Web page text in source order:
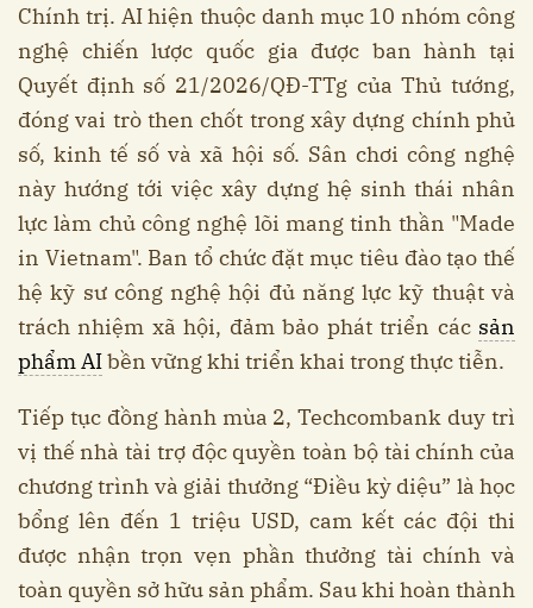
Chính trị. AI hiện thuộc danh mục 10 nhóm công
nghệ chiến lược quốc gia được ban hành tại
Quyết định số 21/2026/QĐ-TTg của Thủ tướng,
đóng vai trò then chốt trong xây dựng chính phủ
số, kinh tế số và xã hội số. Sân chơi công nghệ
này hướng tới việc xây dựng hệ sinh thái nhân
lực làm chủ công nghệ lõi mang tinh thần "Made
in Vietnam". Ban tổ chức đặt mục tiêu đào tạo thế
hệ kỹ sư công nghệ hội đủ năng lực kỹ thuật và
trách nhiệm xã hội, đảm bảo phát triển các sản
phẩm AIbền vững khi triển khai trong thực tiễn.
Tiếp tục đồng hành mùa 2, Techcombank duy trì
vị thế nhà tài trợ độc quyền toàn bộ tài chính của
chương trình và giải thưởng “Điều kỳ diệu” là học
bổng lên đến 1 triệu USD, cam kết các đội thi
được nhận trọn vẹn phần thưởng tài chính và
toàn quyền sở hữu sản phẩm. Sau khi hoàn thành